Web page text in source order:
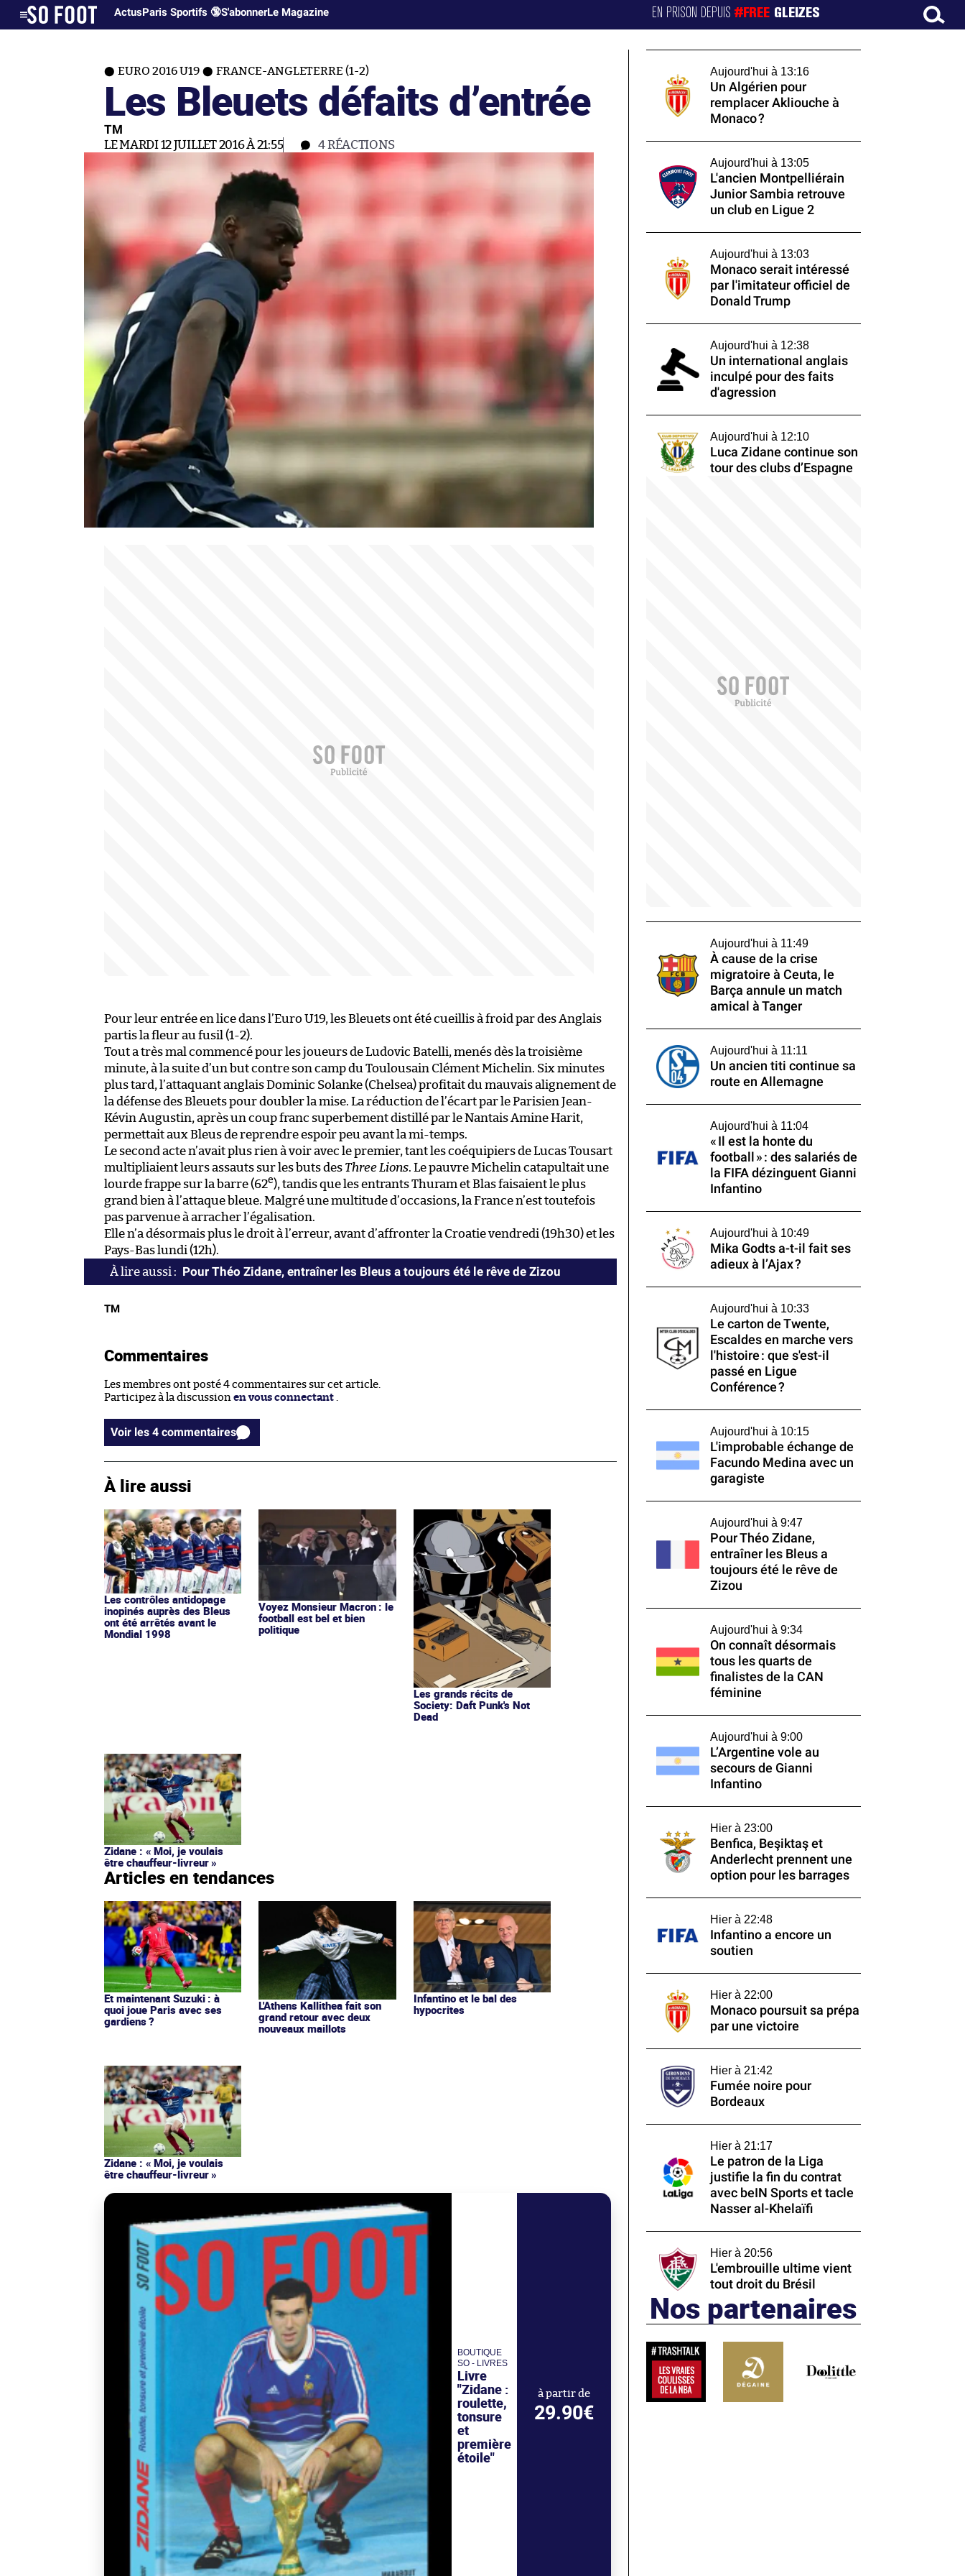
ActusParis Sportifs 🔞S'abonnerLe Magazine EN PRISON DEPUIS#FREE GLEIZES
EURO 2016 U19 FRANCE-ANGLETERRE (1-2)
Les Bleuets défaits d’entrée
TM
LE MARDI 12 JUILLET 2016 À 21:55 4RÉACTIONS
Pour leur entrée en lice dans l’Euro U19, les Bleuets ont été cueillis à froid par des Anglais
partis la fleur au fusil (1-2).
Tout a très mal commencé pour les joueurs de Ludovic Batelli, menés dès la troisième
minute, à la suite d’un but contre son camp du Toulousain Clément Michelin. Six minutes
plus tard, l’attaquant anglais Dominic Solanke (Chelsea) profitait du mauvais alignement de
la défense des Bleuets pour doubler la mise. La réduction de l’écart par le Parisien Jean-
Kévin Augustin, après un coup franc superbement distillé par le Nantais Amine Harit,
permettait aux Bleus de reprendre espoir peu avant la mi-temps.
Le second acte n’avait plus rien à voir avec le premier, tant les coéquipiers de Lucas Tousart
multipliaient leurs assauts sur les buts des Three Lions. Le pauvre Michelin catapultait une
lourde frappe sur la barre (62e), tandis que les entrants Thuram et Blas faisaient le plus
grand bien à l’attaque bleue. Malgré une multitude d’occasions, la France n’est toutefois
pas parvenue à arracher l’égalisation.
Elle n’a désormais plus le droit à l’erreur, avant d’affronter la Croatie vendredi (19h30) et les
Pays-Bas lundi (12h).
Pour Théo Zidane, entraîner les Bleus a toujours été le rêve de Zizou
TM
Commentaires
Les membres ont posté 4 commentaires sur cet article.
Participez à la discussion en vous connectant
Voir les 4 commentaires
À lire aussi
Les contrôles antidopage
inopinés auprès des Bleus
ont été arrêtés avant le
Mondial 1998
Voyez Monsieur Macron : le
football est bel et bien
politique
Les grands récits de
Society: Daft Punk's Not
Dead
Zidane : « Moi, je voulais
être chauffeur-livreur »
Articles en tendances
Et maintenant Suzuki : à
quoi joue Paris avec ses
gardiens ?
L'Athens Kallithea fait son
grand retour avec deux
nouveaux maillots
Infantino et le bal des
hypocrites
Zidane : « Moi, je voulais
être chauffeur-livreur »
BOUTIQUE
SO - LIVRES
Livre
"Zidane :
roulette,
tonsure
et
première
étoile"
à partir de
29.90€
Aujourd'hui à 13:16
Un Algérien pour
remplacer Akliouche à
Monaco ?
Aujourd'hui à 13:05
L'ancien Montpelliérain
Junior Sambia retrouve
un club en Ligue 2
Aujourd'hui à 13:03
Monaco serait intéressé
par l'imitateur officiel de
Donald Trump
Aujourd'hui à 12:38
Un international anglais
inculpé pour des faits
d'agression
Aujourd'hui à 12:10
Luca Zidane continue son
tour des clubs d’Espagne
Aujourd'hui à 11:49
À cause de la crise
migratoire à Ceuta, le
Barça annule un match
amical à Tanger
Aujourd'hui à 11:11
Un ancien titi continue sa
route en Allemagne
Aujourd'hui à 11:04
« Il est la honte du
football » : des salariés de
la FIFA dézinguent Gianni
Infantino
Aujourd'hui à 10:49
Mika Godts a-t-il fait ses
adieux à l’Ajax ?
Aujourd'hui à 10:33
Le carton de Twente,
Escaldes en marche vers
l'histoire : que s'est-il
passé en Ligue
Conférence ?
Aujourd'hui à 10:15
L'improbable échange de
Facundo Medina avec un
garagiste
Aujourd'hui à 9:47
Pour Théo Zidane,
entraîner les Bleus a
toujours été le rêve de
Zizou
Aujourd'hui à 9:34
On connaît désormais
tous les quarts de
finalistes de la CAN
féminine
Aujourd'hui à 9:00
L’Argentine vole au
secours de Gianni
Infantino
Hier à 23:00
Benfica, Beşiktaş et
Anderlecht prennent une
option pour les barrages
Hier à 22:48
Infantino a encore un
soutien
Hier à 22:00
Monaco poursuit sa prépa
par une victoire
Hier à 21:42
Fumée noire pour
Bordeaux
Hier à 21:17
Le patron de la Liga
justifie la fin du contrat
avec beIN Sports et tacle
Nasser al-Khelaïfi
Hier à 20:56
L'embrouille ultime vient
tout droit du Brésil
Nos partenaires